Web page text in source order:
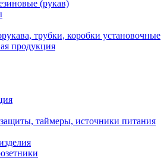
(рукав)
трубки, коробки установочные
продукция
таймеры, источники питания